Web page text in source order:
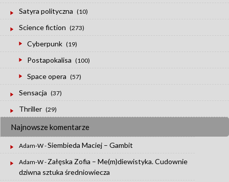
Satyra polityczna (10)
Science fiction (273)
Cyberpunk (19)
Postapokalisa (100)
Space opera (57)
Sensacja (37)
Thriller (29)
Najnowsze komentarze
Adam-W-Siembieda Maciej – Gambit
Adam-W- Załęska Zofia – Me(m)diewistyka. Cudownie
dziwna sztuka średniowiecza